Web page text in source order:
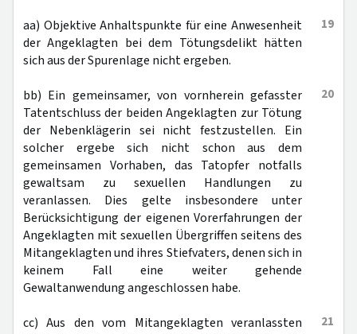
19
aa) Objektive Anhaltspunkte für eine Anwesenheit
der Angeklagten bei dem Tötungsdelikt hätten
sich aus der Spurenlage nicht ergeben.
20
bb) Ein gemeinsamer, von vornherein gefasster
Tatentschluss der beiden Angeklagten zur Tötung
der Nebenklägerin sei nicht festzustellen. Ein
solcher ergebe sich nicht schon aus dem
gemeinsamen Vorhaben, das Tatopfer notfalls
gewaltsam zu sexuellen Handlungen zu
veranlassen. Dies gelte insbesondere unter
Berücksichtigung der eigenen Vorerfahrungen der
Angeklagten mit sexuellen Übergriffen seitens des
Mitangeklagten und ihres Stiefvaters, denen sich in
keinem Fall eine weiter gehende
Gewaltanwendung angeschlossen habe.
21
cc) Aus den vom Mitangeklagten veranlassten